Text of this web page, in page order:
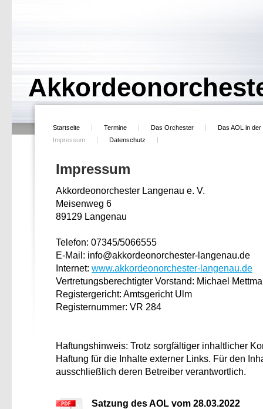
Startseite Termine Das Orchester
Das AOL in
Impressum
Datenschutz
Impressum
Akkordeonorchester Langenau e. V.
Meisenweg 6
89129 Langenau
Telefon: 07345/5066555
E-Mail: info@akkordeonorchester-langenau.de
Internet: www.akkordeonorchester-langenau.de
Vertretungsberechtigter Vorstand: Michael
Registergericht: Amtsgericht Ulm
Registernummer: VR 284
Haftungshinweis: Trotz sorgfältiger inhaltlicher
Haftung für die Inhalte externer Links. Für den
ausschließlich deren Betreiber verantwortlich.
Satzung des AOL vom 28.03.2022